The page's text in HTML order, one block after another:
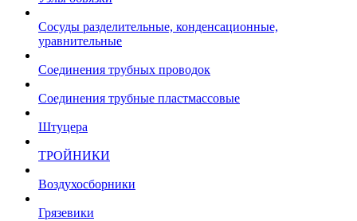
Сосуды разделительные, конденсационные,
уравнительные
Соединения трубных проводок
Соединения трубные пластмассовые
Штуцера
ТРОЙНИКИ
Воздухосборники
Грязевики